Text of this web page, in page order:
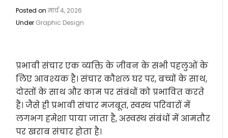
Posted onमार्च 4, 2026
Under Graphic Design
प्रभावी संचार एक व्यक्ति के जीवन के सभी पहलुओं के
लिए आवश्यक है। संचार कौशल घर पर, बच्चों के साथ,
दोस्तों के साथ और काम पर संबंधों को प्रभावित करते
हैं। जैसे ही प्रभावी संचार मजबूत, स्वस्थ परिवारों में
लगभग हमेशा पाया जाता है, अस्वस्थ संबंधों में आमतौर
पर खराब संचार होता है।